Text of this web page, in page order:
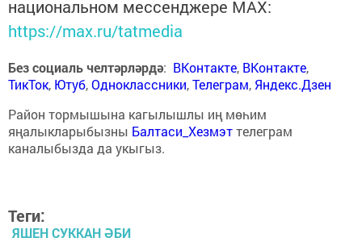
национальном мессенджере MАХ:
https://max.ru/tatmedia
Без социаль челтәрләрдә: ВКонтакте, ВКонтакте,
ТикТок, Ютуб,Одноклассники,Телеграм, Яндекс.Дзен
Район тормышына кагылышлы иң мөһим
яңалыкларыбызны Балтаси_Хезмэттелеграм
каналыбызда да укыгыз.
Теги:
ЯШЕН СУККАН ӘБИ